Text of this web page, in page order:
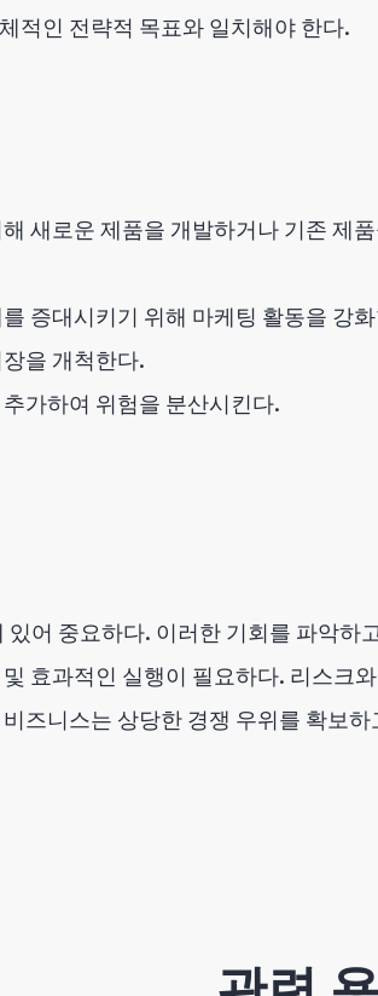
적인 전략적 목표와 일치해야 한다.
새로운 제품을 개발하거나 기존 제
증대시키기 위해 마케팅 활동을 강
을 개척한다.
가하여 위험을 분산시킨다.
어 중요하다. 이러한 기회를 파악하
효과적인 실행이 필요하다. 리스크
즈니스는 상당한 경쟁 우위를 확보하